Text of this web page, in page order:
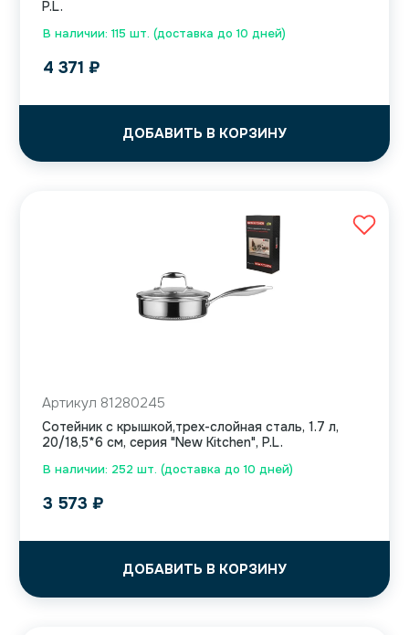
В наличии: 115 шт. (доставка до 10 дней)
P.L.
4 371 ₽
ДОБАВИТЬ В КОРЗИНУ
В наличии: 252 шт. (доставка до 10 дней)
Артикул 81280245
Сотейник с крышкой,трех-слойная сталь, 1.7 л,
20/18,5*6 см, серия "New Kitchen", P.L.
3 573 ₽
ДОБАВИТЬ В КОРЗИНУ